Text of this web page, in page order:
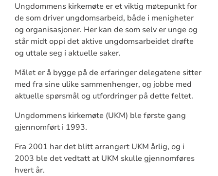
Ungdommens kirkemøte er et viktig møtepunkt for
de som driver ungdomsarbeid, både i menigheter
og organisasjoner. Her kan de som selv er unge og
står midt oppi det aktive ungdomsarbeidet drøfte
og uttale seg i aktuelle saker.
Målet er å bygge på de erfaringer delegatene sitter
med fra sine ulike sammenhenger, og jobbe med
aktuelle spørsmål og utfordringer på dette feltet.
Ungdommens kirkemøte (UKM) ble første gang
gjennomført i 1993.
Fra 2001 har det blitt arrangert UKM årlig, og i
2003 ble det vedtatt at UKM skulle gjennomføres
hvert år.